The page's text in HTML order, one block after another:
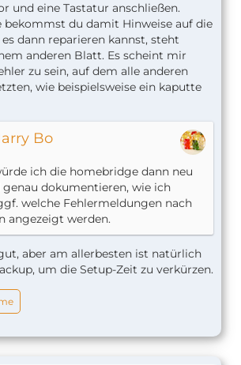
und eine Tastatur anschließen.
bekommst du damit Hinweise auf die
dann reparieren kannst, steht
anderen Blatt. Es scheint mir
zu sein, auf dem alle anderen
wie beispielsweise ein kaputte
Bo
ich die homebridge dann neu
genau dokumentieren, wie ich
welche Fehlermeldungen nach
angezeigt werden.
aber am allerbesten ist natürlich
um die Setup-Zeit zu verkürzen.